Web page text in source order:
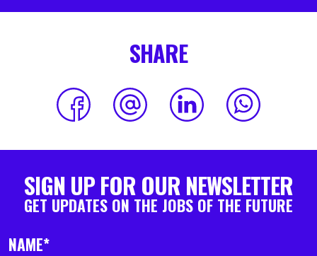
SHARE
SIGN UP FOR OUR NEWSLETTER
GET UPDATES ON THE JOBS OF THE FUTURE
NAME*